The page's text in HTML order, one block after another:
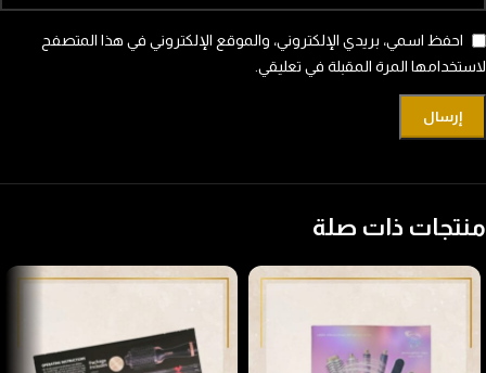
احفظ اسمي، بريدي الإلكتروني، والموقع الإلكتروني في هذا المتصفح
لاستخدامها المرة المقبلة في تعليقي.
منتجات ذات صلة